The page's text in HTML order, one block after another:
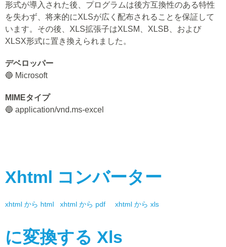
形式が導入された後、プログラムは後方互換性のある特性
を失わず、将来的にXLSが広く配布されることを保証して
います。その後、XLS拡張子はXLSM、XLSB、および
XLSX形式に置き換えられました。
デベロッパー
🔵 Microsoft
MIMEタイプ
🔵 application/vnd.ms-excel
Xhtml コンバーター
xhtml から html xhtml から pdf xhtml から xls
に変換する Xls